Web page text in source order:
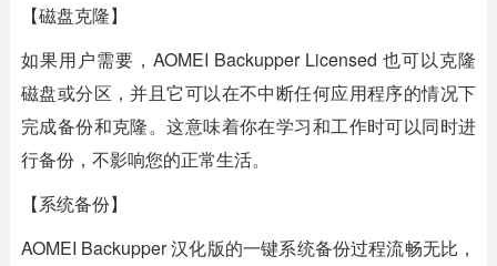
【磁盘克隆】
如果用户需要，AOMEI Backupper Licensed 也可以克隆
磁盘或分区，并且它可以在不中断任何应用程序的情况下
完成备份和克隆。这意味着你在学习和工作时可以同时进
行备份，不影响您的正常生活。
【系统备份】
AOMEI Backupper 汉化版的一键系统备份过程流畅无比，